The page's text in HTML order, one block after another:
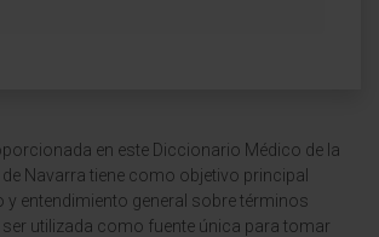
en este Diccionario Médico de la
Navarra tiene como objetivo principal
y entendimiento general sobre términos
utilizada como fuente única para tomar